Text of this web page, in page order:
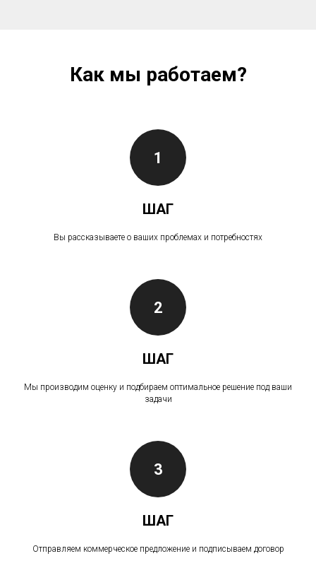
Как мы работаем?
1
ШАГ
Вы рассказываете о ваших проблемах и потребностях
2
ШАГ
Мы производим оценку и подбираем оптимальное решение под ваши
задачи
3
ШАГ
Отправляем коммерческое предложение и подписываем договор